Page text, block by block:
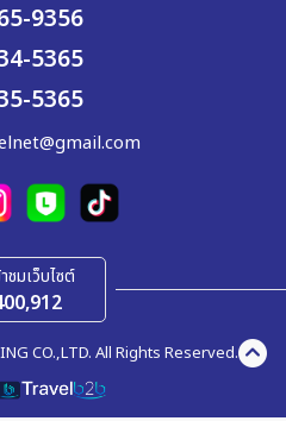
9356
5365
5365
ชมเว็บไซต์
CO.,LTD. All Rights Reserved.